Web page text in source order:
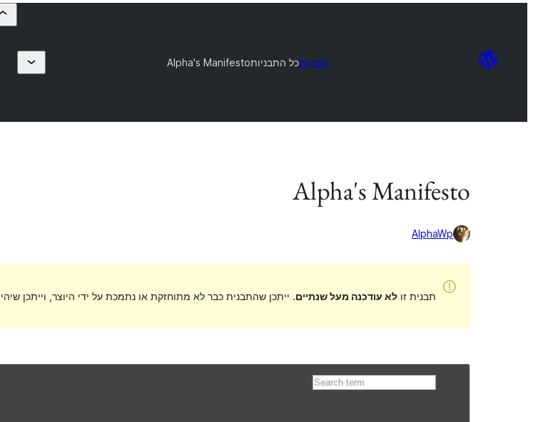
תבניותכל התבניותAlpha's Manifesto
Alpha's Manifesto
AlphaWp
תבנית זולא עודכנה מעל שנתיים. ייתכן שהתבנית כבר לא מתוחזקת או נתמכת על ידי היוצר, וייתכן